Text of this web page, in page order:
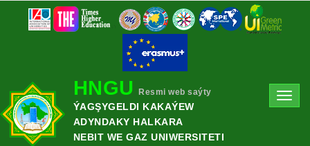
HNGU Resmi web saýty
ÝAGŞYGELDI KAKAÝEW
ADYNDAKY HALKARA
NEBIT WE GAZ UNIWERSITETI